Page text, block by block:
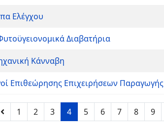
Ελέγχου
Διαβατήρια
Κάνναβη
Επιθεώρησης Επιχειρήσεων
1 2 3 4 5 6 7 8 9